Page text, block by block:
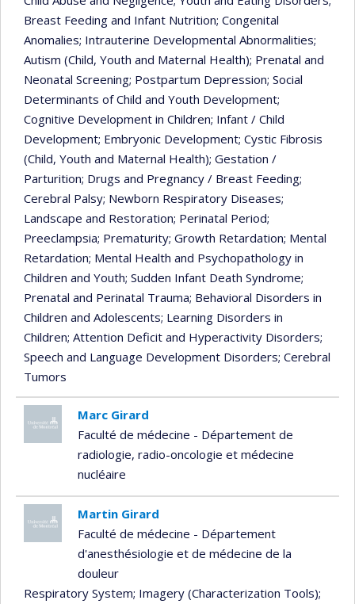
Breast Feeding and Infant Nutrition; Congenital
Anomalies; Intrauterine Developmental Abnormalities;
Autism (Child, Youth and Maternal Health); Prenatal and
Neonatal Screening; Postpartum Depression; Social
Determinants of Child and Youth Development;
Cognitive Development in Children; Infant / Child
Development; Embryonic Development; Cystic Fibrosis
(Child, Youth and Maternal Health); Gestation /
Parturition; Drugs and Pregnancy / Breast Feeding;
Cerebral Palsy; Newborn Respiratory Diseases;
Landscape and Restoration; Perinatal Period;
Preeclampsia; Prematurity; Growth Retardation; Mental
Retardation; Mental Health and Psychopathology in
Children and Youth; Sudden Infant Death Syndrome;
Prenatal and Perinatal Trauma; Behavioral Disorders in
Children and Adolescents; Learning Disorders in
Children; Attention Deficit and Hyperactivity Disorders;
Speech and Language Development Disorders; Cerebral
Tumors
Marc Girard
Faculté de médecine - Département de
radiologie, radio-oncologie et médecine
nucléaire
Martin Girard
Faculté de médecine - Département
d'anesthésiologie et de médecine de la
douleur
Respiratory System; Imagery (Characterization Tools);